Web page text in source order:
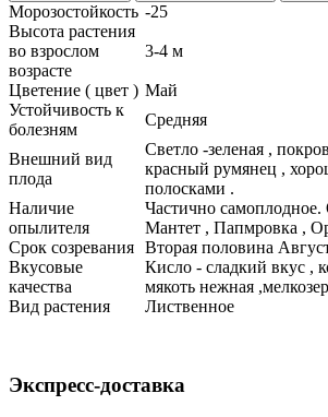
Морозостойкость -25
Высота растения
во взрослом
возрасте
3-4 м
Цветение ( цвет ) Май
Устойчивость к
болезням
Средняя
Внешний вид
плода
Светло -зеленая ,
красный румянец ,
полосками .
Наличие
опылителя
Частично
Мантет , Папмровка ,
Срок созревания Вторая половина
Вкусовые
качества
Кисло - сладкий вкус ,
мякоть нежная
Вид растения
Лиственное
Экспресс-доставка